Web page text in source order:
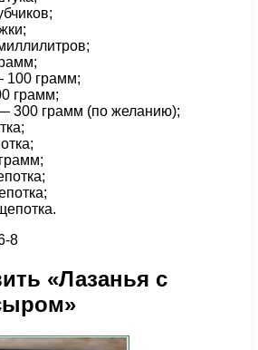
грамм;
грамм;
300 грамм (по желанию);
8
«Лазанья с